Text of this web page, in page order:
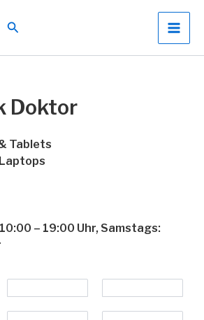
Suchen
Doktor
Tablets
– 19:00 Uhr, Samstags: